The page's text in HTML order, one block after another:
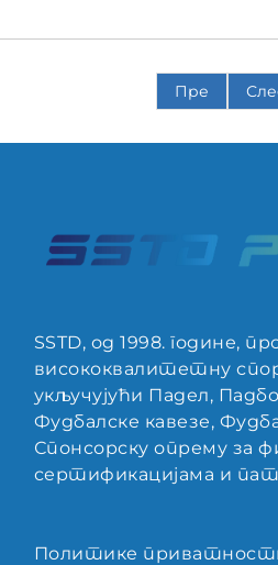
Пре
SSTD, од 1998. године,
висококвалитетну
укључујући Падел,
Фудбалске кавезе,
Спонсорску опрему за
сертификацијама и
Политике